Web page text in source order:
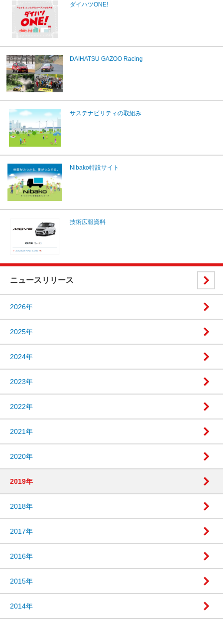
ダイハツONE!
DAIHATSU GAZOO Racing
サステナビリティの取組み
Nibako特設サイト
技術広報資料
ニュースリリース
2026年
2025年
2024年
2023年
2022年
2021年
2020年
2019年
2018年
2017年
2016年
2015年
2014年